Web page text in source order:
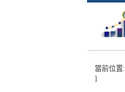
當前位置:
]